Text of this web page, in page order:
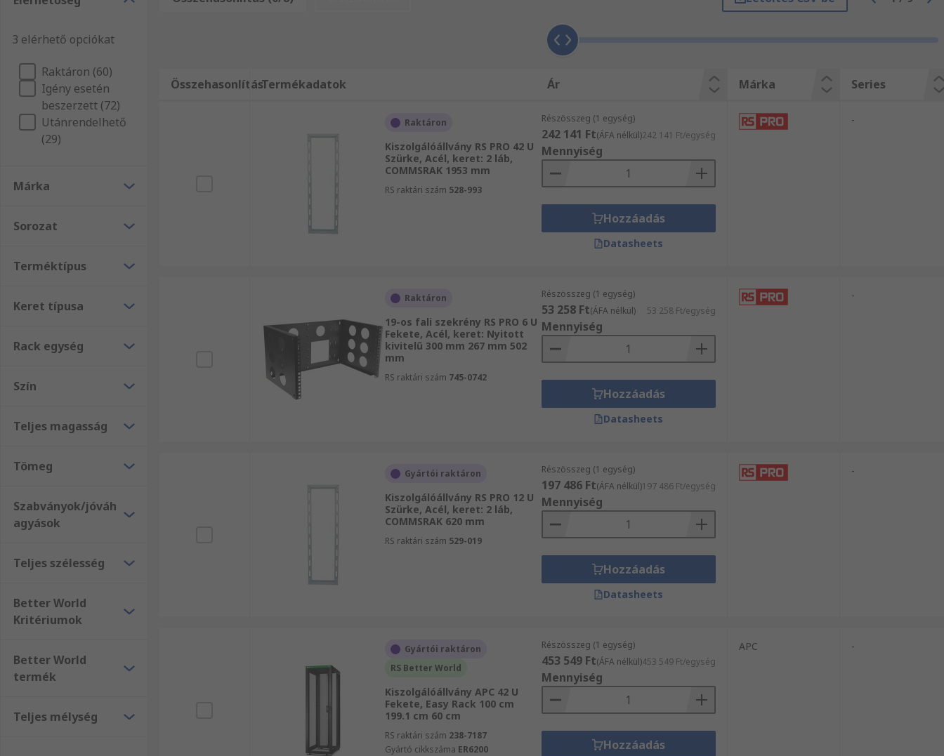
örömmel állnak az Ön rendelkezésére. Akár 19 hüvelykes rack elemek átfogó kínálatából vásárol nagy tételben, vagy csupán egy-egy árucikket rendel,
mindenképpen részesülhet a másnapi kiszállítás előnyeiben. Fedezze Tokok, tárolás és anyagmozgatás területén jelentkező ígényét az RS-sel!
3 elérhető opciókat
Raktáron (60)
Igény esetén
beszerzett (72)
Utánrendelhető
(29)
Márka
Sorozat
Terméktípus
Keret típusa
Rack egység
Szín
Teljes magasság
Tömeg
Szabványok/jóváh
agyások
Teljes szélesség
Better World
Kritériumok
Better World
termék
Teljes mélység
ÖsszehasonlításTermékadatok Ár Márka Series
Raktáron
Kiszolgálóállvány RS PRO 42 U
Szürke, Acél, keret: 2 láb,
COMMSRAK 1953 mm
RS raktári szám 528-993
Részösszeg (1 egység)
242 141 Ft(ÁFA nélkül)242 141 Ft/egység
Mennyiség
Hozzáadás
Datasheets
-
Raktáron
19-os fali szekrény RS PRO 6 U
Fekete, Acél, keret: Nyitott
kivitelű 300 mm 267 mm 502
mm
RS raktári szám 745-0742
Részösszeg (1 egység)
53 258 Ft(ÁFA nélkül) 53 258 Ft/egység
Mennyiség
Hozzáadás
Datasheets
-
Gyártói raktáron
Kiszolgálóállvány RS PRO 12 U
Szürke, Acél, keret: 2 láb,
COMMSRAK 620 mm
RS raktári szám 529-019
Részösszeg (1 egység)
197 486 Ft(ÁFA nélkül)197 486 Ft/egység
Mennyiség
Hozzáadás
Datasheets
-
Gyártói raktáron
RS Better World
Kiszolgálóállvány APC 42 U
Fekete, Easy Rack 100 cm
199.1 cm 60 cm
RS raktári szám 238-7187
Gyártó cikkszáma ER6200
Részösszeg (1 egység)
453 549 Ft(ÁFA nélkül)453 549 Ft/egység
Mennyiség
Hozzáadás
APC -